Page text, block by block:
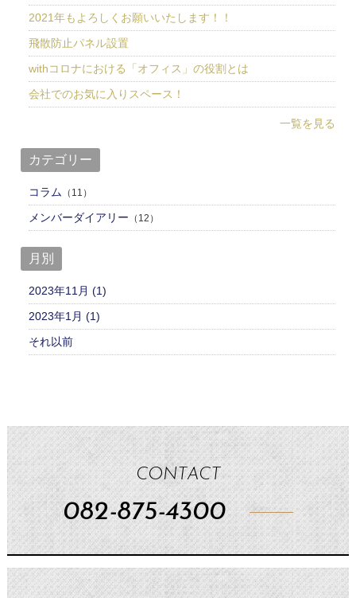
2021年もよろしくお願いいたします！！
飛散防止パネル設置
withコロナにおける「オフィス」の役割とは
会社でのお気に入りスペース！
一覧を見る
カテゴリー
コラム （11）
メンバーダイアリー （12）
月別
2023年11月 (1)
2023年1月 (1)
それ以前
CONTACT
082-875-4300